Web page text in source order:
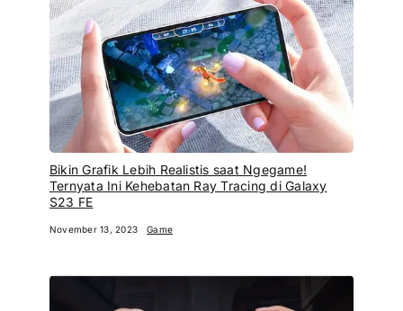
Bikin Grafik Lebih Realistis saat Ngegame!
Ternyata Ini Kehebatan Ray Tracing di Galaxy
S23 FE
November 13, 2023 Game